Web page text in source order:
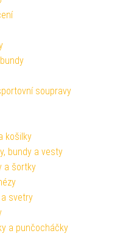
soupravy
košilky
bundy a vesty
a šortky
svetry
a punčocháčky